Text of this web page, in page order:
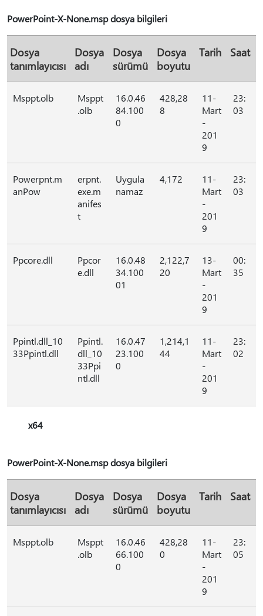
PowerPoint-X-None.msp dosya bilgileri
Dosya
tanımlayıcısı
Dosya
adı
Dosya
sürümü
Dosya
boyutu
Tarih Saat
Msppt.olb
Msppt
.olb
16.0.46
84.100
0
428,28
8
11-
Mart
-
201
9
23:
03
Powerpnt.m
anPow
erpnt.
exe.m
anifes
t
Uygula
namaz
4,172
11-
Mart
-
201
9
23:
03
Ppcore.dll
Ppcor
e.dll
16.0.48
34.100
01
2,122,7
20
13-
Mart
-
201
9
00:
35
Ppintl.dll_10
33Ppintl.dll
Ppintl.
dll_10
33Ppi
ntl.dll
16.0.47
23.100
0
1,214,1
44
11-
Mart
-
201
9
23:
02
x64
PowerPoint-X-None.msp dosya bilgileri
Dosya
tanımlayıcısı
Dosya
adı
Dosya
sürümü
Dosya
boyutu
Tarih Saat
Msppt.olb
Msppt
.olb
16.0.46
66.100
0
428,28
0
11-
Mart
-
201
9
23:
05